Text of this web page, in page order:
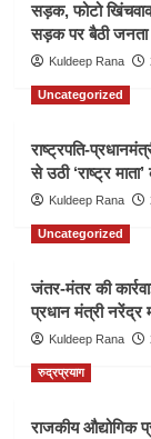
सड़क, फोटो
सड़क पर बैठी जनता
Kuldeep Rana
Uncategorized
राष्ट्रपति-
से उठी ‘राष्ट्र
Kuldeep Rana
Uncategorized
जंतर-मंतर की
प्रधान मंत्री नरेंद्र
Kuldeep Rana
रुद्रप्रयाग
राजकीय औद्योगिक